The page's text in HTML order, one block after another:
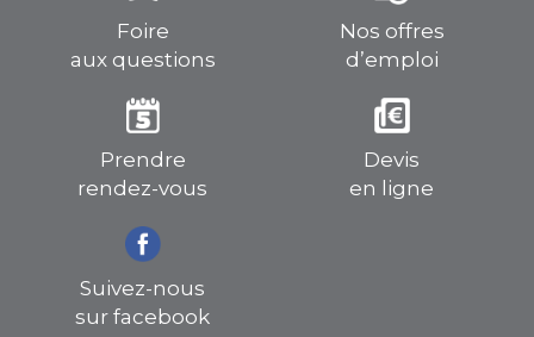
Foire
aux questions
Nos offres
d’emploi
Prendre
rendez-vous
Devis
en ligne
Suivez-nous
sur facebook